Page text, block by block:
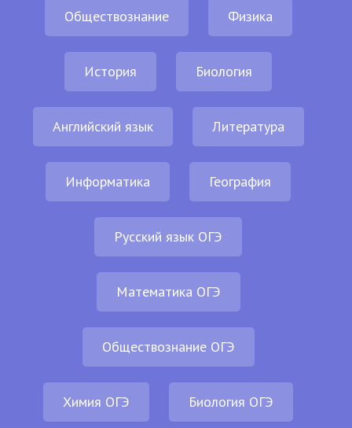
Обществознание Физика
История Биология
Английский язык Литература
Информатика География
Русский язык ОГЭ
Математика ОГЭ
Обществознание ОГЭ
Химия ОГЭ Биология ОГЭ